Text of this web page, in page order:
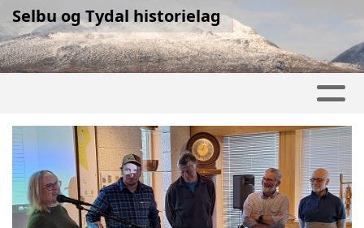
Selbu og Tydal historielag